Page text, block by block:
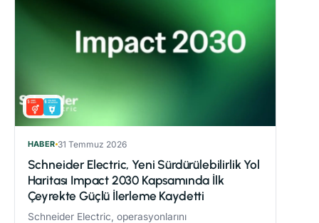
HABER 31 Temmuz 2026
Schneider Electric, Yeni Sürdürülebilirlik Yol
Haritası Impact 2030 Kapsamında İlk
Çeyrekte Güçlü İlerleme Kaydetti
Schneider Electric, operasyonlarını